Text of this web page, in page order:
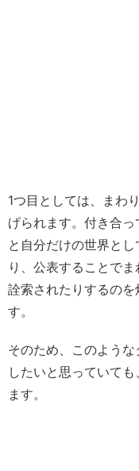
1つ目としては、まわ
げられます。付き合
と自分だけの世界と
り、公表することで
詮索されたりするの
す。
そのため、このよう
したいと思っていて
ます。